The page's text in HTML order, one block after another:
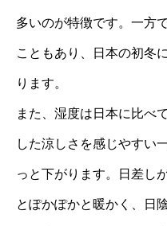
多いのが特徴です。一方
こともあり、日本の初冬
ります。
また、湿度は日本に比べ
した涼しさを感じやすい
っと下がります。日差し
とぽかぽかと暖かく、日